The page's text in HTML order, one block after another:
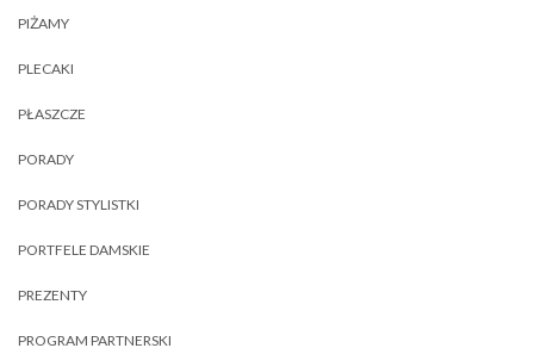
PIŻAMY
PLECAKI
PŁASZCZE
PORADY
PORADY STYLISTKI
PORTFELE DAMSKIE
PREZENTY
PROGRAM PARTNERSKI